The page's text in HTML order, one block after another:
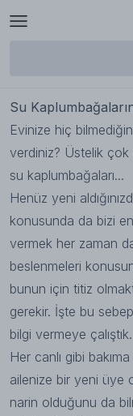
Su
Evinize hiç
verdiniz? Üstelik çok
su kaplumbağaları...
Henüz yeni
konusunda da bizi
vermek her zaman
beslenmeleri
bunun için titiz
gerekir. İşte bu
bilgi vermeye çalıştık.
Her canlı gibi
ailenize bir yeni üye
narin olduğunu da